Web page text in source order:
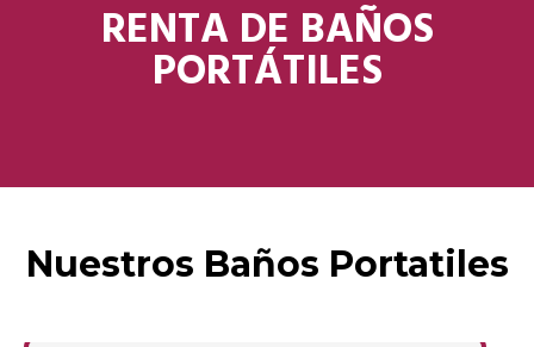
RENTA DE BAÑOS
PORTÁTILES
Nuestros Baños Portatiles